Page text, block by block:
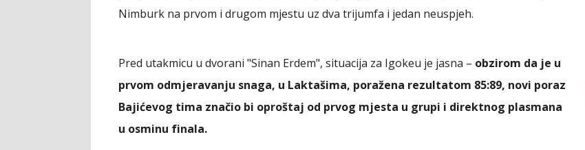
Nimburk na prvom i drugom mjestu uz dva trijumfa i jedan neuspjeh.
Pred utakmicu u dvorani "Sinan Erdem", situacija za Igokeu je jasna – obzirom da je u
prvom odmjeravanju snaga, u Laktašima, poražena rezultatom 85:89, novi poraz
Bajićevog tima značio bi oproštaj od prvog mjesta u grupi i direktnog plasmana
u osminu finala.